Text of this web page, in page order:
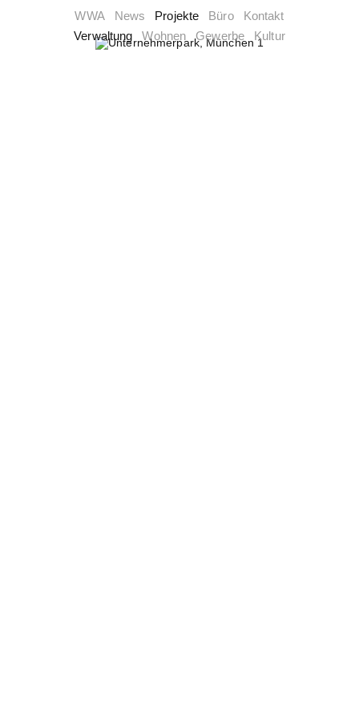
WWA News Projekte Büro
Kontakt
Verwaltung
Wohnen Gewerbe Kultur